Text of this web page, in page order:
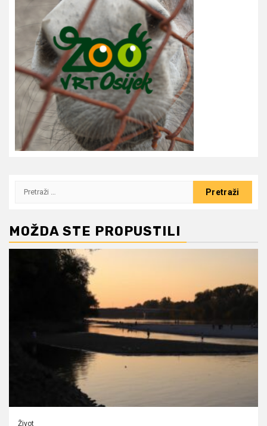
Pretraži:
MOŽDA STE PROPUSTILI
Život